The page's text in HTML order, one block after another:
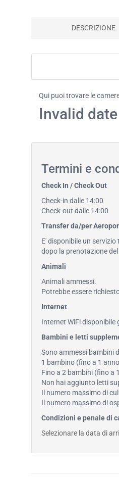
DESCRIZIONE
Qui puoi trovare le
Invalid
Termini e
Check In / Check Out
Check-in dalle 14:00
Check-out dalle 14:00
Transfer da/per
E' disponibile un
dopo la prenotazione
Animali
Animali ammessi.
Potrebbe essere
Internet
Internet WiFi
Bambini e letti
Sono ammessi bambini
1 bambino (fino a 1
Fino a 2 bambini (fino a
Non hai aggiunto letti
Il numero massimo di
Il numero massimo di
Condizioni e penale di
Selezionare la data di